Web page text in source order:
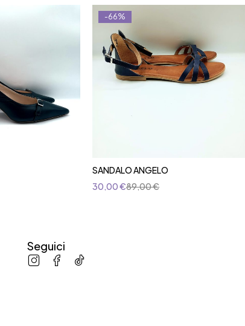
-66%
SANDALO ANGELO
89,00€
30,00€
Seguici